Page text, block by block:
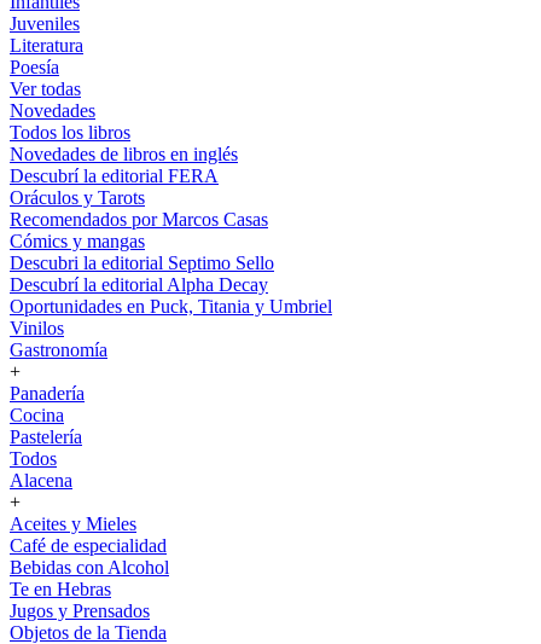
Juveniles
Literatura
Poesía
Ver todas
Novedades
Todos los libros
Novedades de libros en inglés
Descubrí la editorial FERA
Oráculos y Tarots
Recomendados por Marcos Casas
Cómics y mangas
Descubri la editorial Septimo Sello
Descubrí la editorial Alpha Decay
Oportunidades en Puck, Titania y Umbriel
Vinilos
Gastronomía
+
Panadería
Cocina
Pastelería
Todos
Alacena
+
Aceites y Mieles
Café de especialidad
Bebidas con Alcohol
Te en Hebras
Jugos y Prensados
Objetos de la Tienda